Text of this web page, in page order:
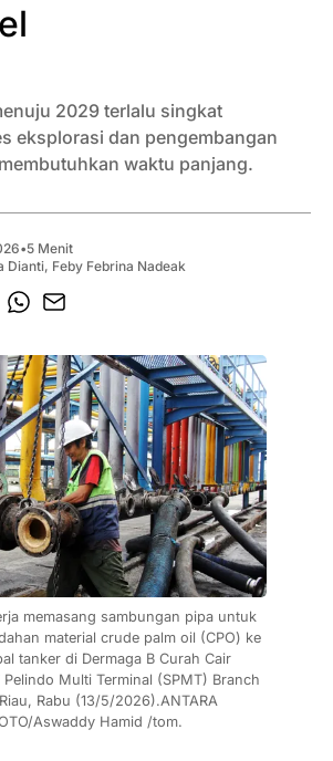
2029 terlalu singkat
eksplorasi dan pengembangan
waktu panjang.
•5 Menit
Dianti, Feby Febrina Nadeak
memasang sambungan pipa untuk
material crude palm oil (CPO) ke
tanker di Dermaga B Curah Cair
Pelindo Multi Terminal (SPMT) Branch
Rabu (13/5/2026).ANTARA
Aswaddy Hamid /tom.